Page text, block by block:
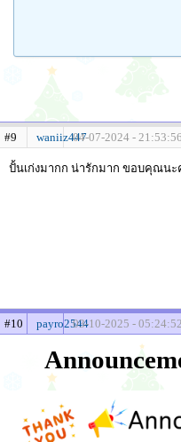
#9 waniiz44704-07-2024 - 21:53:56
ปั้นเก่งมากก น่ารักมาก ขอบคุณนะ
#10 payro254403-10-2025 - 05:24:52